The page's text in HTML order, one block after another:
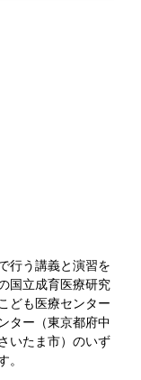
行う講義と演習を
国立成育医療研究
ども医療センター
ター（東京都府中
いたま市）のいず
。